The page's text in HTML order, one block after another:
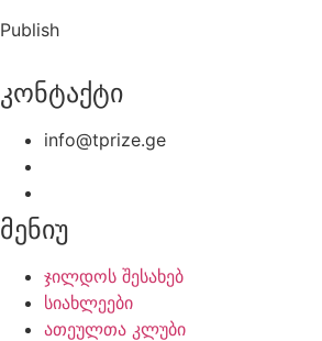
Publish
კონტაქტი
info@tprize.ge
მენიუ
ჯილდოს შესახებ
სიახლეები
ათეულთა კლუბი